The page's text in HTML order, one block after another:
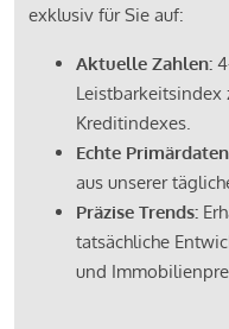
exklusiv für Sie auf:
Aktuelle Zahlen:
Leistbarkeitsindex
Kreditindexes.
Echte
aus unserer
Präzise Trends:
tatsächliche
und